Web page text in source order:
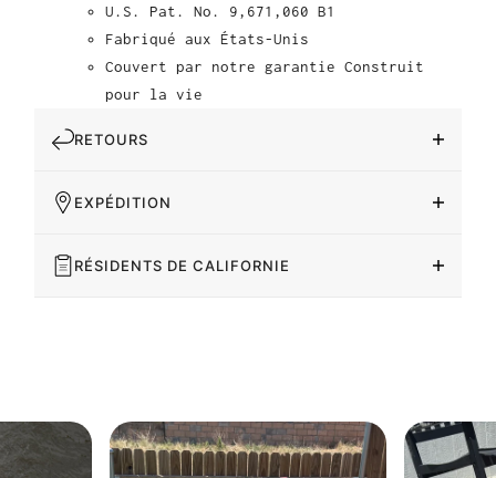
U.S. Pat. No. 9,671,060 B1
Fabriqué aux États-Unis
Couvert par notre garantie Construit
pour la vie
RETOURS
EXPÉDITION
RÉSIDENTS DE CALIFORNIE